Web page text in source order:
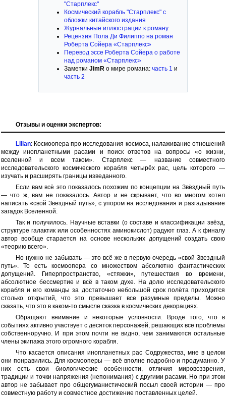
"Старплекс"
Космический корабль "Старплекс" с
обложки китайского издания
Журнальные иллюстрации к роману
Рецензия Пола Ди Филиппо на роман
Роберта Сойера «Старплекс»
Перевод эссе Роберта Сойера о работе
над романом «Старплекс»
Заметки JimR о мире романа: часть 1 и
часть 2
Отзывы и оценки экспертов:
Lilian: Космоопера про исследования космоса, налаживание отношений
между инопланетными расами и поиск ответов на вопросы «о жизни,
вселенной и всем таком». Старплекс — название совместного
исследовательского космического корабля четырёх рас, цель которого —
изучать и расширять границы изведанного.
Если вам всё это показалось похожим по концепции на Звёздный путь
— что ж, вам не показалось. Автор и не скрывает, что во многом хотел
написать «свой Звездный путь», с упором на исследования и разгадывание
загадок Вселенной.
Так и получилось. Научные вставки (о составе и классификации звёзд,
структуре галактик или особенностях аминокислот) радуют глаз. А к финалу
автор вообще старается на основе нескольких допущений создать свою
«теорию всего».
Но нужно не забывать — это всё же в первую очередь «свой Звездный
путь». То есть космоопера со множеством абсолютно фантастических
допущений. Гиперпространство, «стяжки», путешествия во времени,
абсолютное бессмертие и всё в таком духе. На долю исследовательского
корабля и его команды за достаточно небольшой срок полёта приходится
столько открытий, что это превышает все разумные пределы. Можно
сказать, что это в каком-то смысле сказка в космических декорациях.
Обращают внимание и некоторые условности. Вроде того, что в
событиях активно участвует с десяток персонажей, решающих все проблемы
собственноручно. И при этом почти не видно, чем занимаются остальные
члены экипажа этого огромного корабля.
Что касается описания инопланетных рас Содружества, мне в целом
они понравились. Для космооперы — всё вполне подробно и продуманно. У
них есть свои биологические особенности, отличия мировоззрения,
традиции и точки напряжения (непонимания) с другими расами. Но при этом
автор не забывает про общегуманистический посыл своей истории — про
совместную работу и совместное достижение поставленных целей.